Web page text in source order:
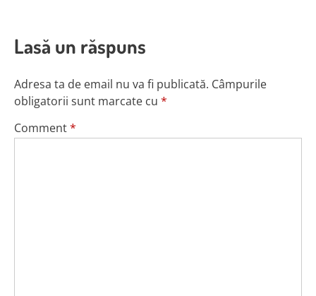
Lasă un răspuns
Adresa ta de email nu va fi publicată. Câmpurile
obligatorii sunt marcate cu *
Comment*